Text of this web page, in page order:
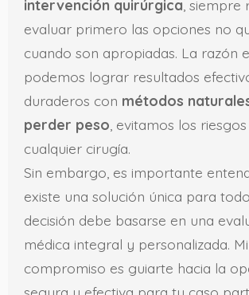
intervención quirúrgica ,
evaluar primero las opciones no
cuando son apropiadas. La razón
podemos lograr resultados
duraderos con métodos
perder peso , evitamos los
cualquier cirugía.
Sin embargo, es importante
existe una solución única para
decisión debe basarse en una
médica integral y personalizada. Mi
compromiso es guiarte hacia la